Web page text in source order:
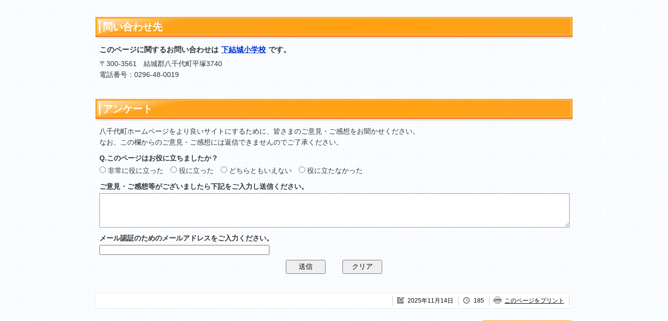
問い合わせ先
このページに関するお問い合わせは 下結城小学校 です。
〒300-3561 結城郡八千代町平塚3740
電話番号：0296-48-0019
アンケート
八千代町ホームページをより良いサイトにするために、皆さまのご意見・ご感想をお聞かせください。
なお、この欄からのご意見・ご感想には返信できませんのでご了承ください。
Q.このページはお役に立ちましたか？
非常に役に立った
役に立った どちらともいえない
役に立たなかった
ご意見・ご感想等がございましたら下記をご入力し送信ください。
メール認証のためのメールアドレスをご入力ください。
2025年11月14日 185 このページをプリント